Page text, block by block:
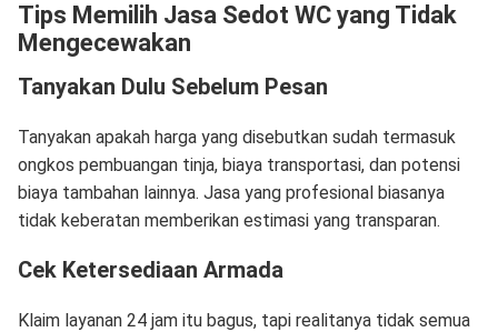
Tips Memilih Jasa Sedot WC yang Tidak
Mengecewakan
Tanyakan Dulu Sebelum Pesan
Tanyakan apakah harga yang disebutkan sudah termasuk
ongkos pembuangan tinja, biaya transportasi, dan potensi
biaya tambahan lainnya. Jasa yang profesional biasanya
tidak keberatan memberikan estimasi yang transparan.
Cek Ketersediaan Armada
Klaim layanan 24 jam itu bagus, tapi realitanya tidak semua